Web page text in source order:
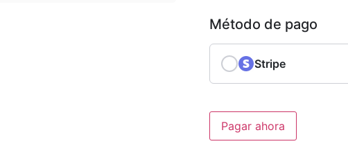
Método de pago
Stripe
Pagar ahora